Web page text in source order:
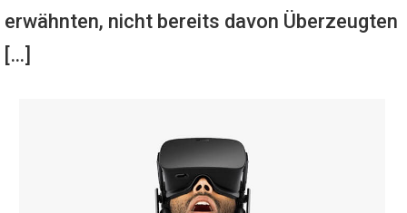
erwähnten, nicht bereits davon Überzeugten
[…]